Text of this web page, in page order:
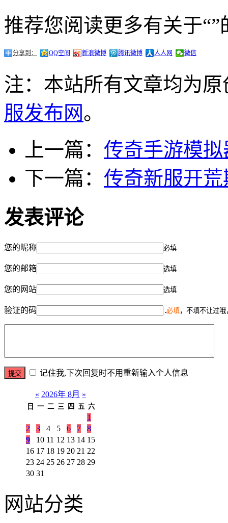
推荐您阅读更多有关于“”
分享到： QQ空间 新浪微博 腾讯微博 人人网 微信
注：本站所有文章均为
服发布网。
上一篇： 传奇手游模
下一篇： 传奇新服开
发表评论
您的昵称 必填
您的邮箱 选填
您的网站 选填
验证的码 必填，不填不让过
记住我,下次回复时不用重新输入个人信息
« 2026年 8月 »
日 一 二 三 四 五 六
1
2
3 4 5 6 7
8
9
10 11 12 13 14 15
16 17 18 19 20 21 22
23 24 25 26 27 28 29
30 31
网站分类